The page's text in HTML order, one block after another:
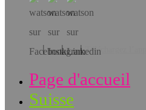
Téléchargez l’app!
Page d'accueil
Suisse